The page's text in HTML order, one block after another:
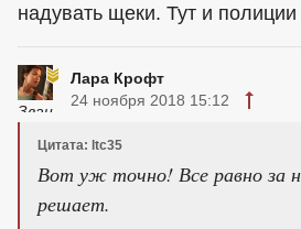
надувать щеки. Тут и полиции
Лара Крофт
24 ноября 2018 15:12
Цитата: ltc35
Вот уж точно! Все равно за
решает.